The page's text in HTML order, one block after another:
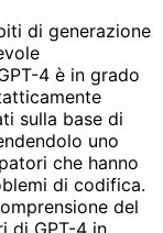
di generazione
4 è in grado
sulla base di
uno
che hanno
di codifica.
del